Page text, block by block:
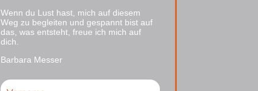
Wenn du Lust hast, mich auf diesem
Weg zu begleiten und gespannt bist auf
das, was entsteht, freue ich mich auf
dich.
Barbara Messer